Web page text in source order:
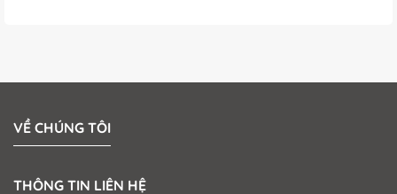
VỀ CHÚNG TÔI
THÔNG TIN LIÊN HỆ